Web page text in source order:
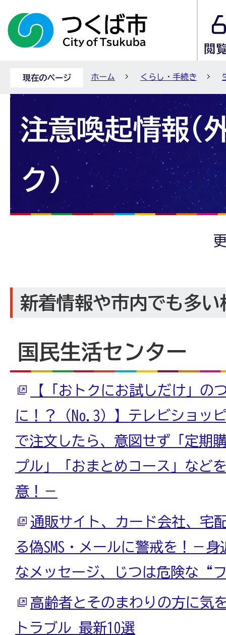
現在のページ ホーム くらし・手続き
注意喚起情報(
ク)
新着情報や市内でも多い
国民生活センター
【「おトクにお試しだけ」の
に！？（No.3）】テレビショッ
で注文したら、意図せず「定期
プル」「おまとめコース」など
意！－
通販サイト、カード会社、宅
る偽SMS・メールに警戒を！－
なメッセージ、じつは危険な“
高齢者とそのまわりの方に気
トラブル 最新10選